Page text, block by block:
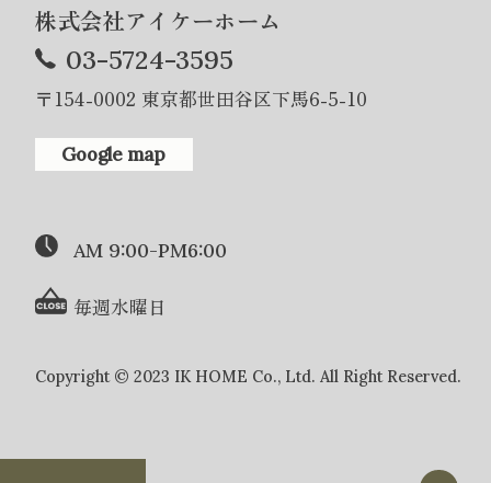
株式会社アイケーホーム
03-5724-3595
〒154-0002 東京都世田谷区下馬6-5-10
Google map
AM 9:00-PM6:00
毎週水曜日
Copyright © 2023 IK HOME Co., Ltd. All Right Reserved.